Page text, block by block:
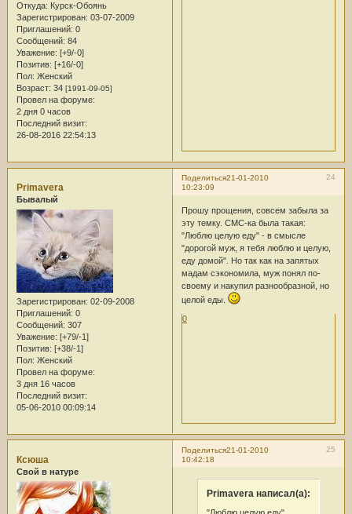
Откуда: Курск-Обоянь
Зарегистрирован: 03-07-2009
Приглашений: 0
Сообщений: 84
Уважение: [+9/-0]
Позитив: [+16/-0]
Пол: Женский
Возраст: 34 [1991-09-05]
Провел на форуме:
2 дня 0 часов
Последний визит:
26-08-2016 22:54:13
Поделиться 24
21-01-2010
10:23:09
Primavera
Бывалый
Зарегистрирован: 02-09-2008
Приглашений: 0
Сообщений: 307
Уважение: [+79/-1]
Позитив: [+38/-1]
Пол: Женский
Провел на форуме:
3 дня 16 часов
Последний визит:
05-06-2010 00:09:14
Прошу прощения, совсем забыла за
эту темку. СМС-ка была такая:
"Люблю целую еду" - в смысле
"дорогой муж, я тебя люблю и целую,
еду домой". Но так как на запятых
мадам сэкономила, муж понял по-
своему и накупил разнообразной, но
целой еды.
0
Поделиться 25
21-01-2010
10:42:18
Ксюша
Свой в натуре
Primavera написал(а):